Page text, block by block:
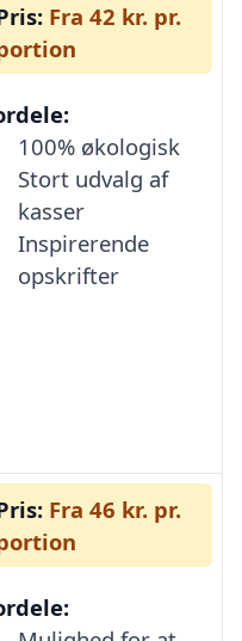
Fra 42 kr. pr.
100% økologisk
Stort udvalg af
kasser
Inspirerende
opskrifter
Fra 46 kr. pr.